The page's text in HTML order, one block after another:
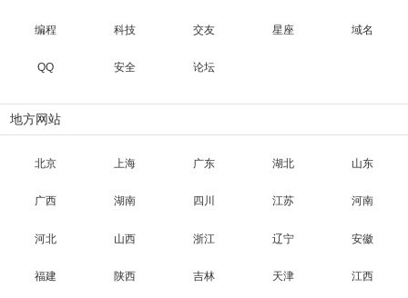
编程 科技 交友 星座 域名
QQ 安全 论坛
地方网站
北京 上海 广东 湖北 山东
广西 湖南 四川 江苏 河南
河北 山西 浙江 辽宁 安徽
福建 陕西 吉林 天津 江西